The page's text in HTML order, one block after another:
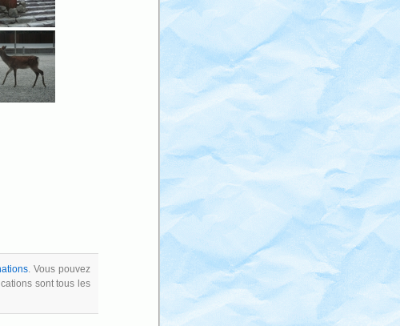
. Vous pouvez
sont tous les